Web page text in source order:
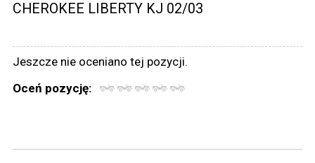
CHEROKEE LIBERTY KJ 02/03
Jeszcze nie oceniano tej pozycji.
Oceń pozycję: